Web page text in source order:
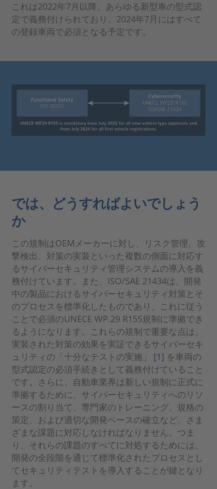
これは2022年7月以降、あらゆる新型車の型式認
定で義務付けられており、2024年7月にはすべて
の登録車両で必須となる予定です。
では、どうすればよいでしょう
か
この規制はOEMメーカーに対し、リスク管理、攻
撃検出、対策の実装といった複数の側面に対応す
るサイバーセキュリティ管理システムの導入を義
務付けています。また、ISO/SAE 21434は、開発
中の製品におけるサイバーセキュリティ対策とそ
のプロセスを標準化したものであり、これに従う
ことで必須のUNECE WP.29 R155規制に準拠でき
るようになります。これらの規制で重要な点は、
実装された対策の効果を実証できるサイバーセキ
ュリティの「十分なテストの実施」 [1] を車両の
型式認定の必須手続きとして義務付けていること
です。さらに、自動車業界は新しい規制に正式に
準拠するために、サイバーセキュリティへのリソ
ースの割り当て、専門家のトレーニング、規格の
策定、および適切な開発ペースの確立など、さま
ざまな課題に対応しなければなりません。つま
り、それらの課題のすべてに対処するためには、
開発の全段階を通じて標準化されたプロセスとし
てセキュリティテストを導入することが鍵となり
ます。